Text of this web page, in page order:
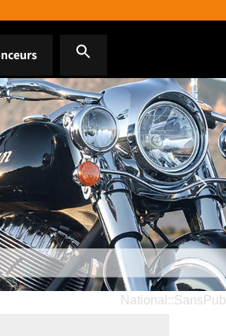
National::SansPub